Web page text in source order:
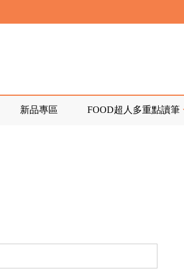
客服 寄回發票需附上回郵郵票
明』
部」目前正興建中!
客服 寄回發票需附上回郵郵票
明』
新品專區 FOOD超人多重點讀筆